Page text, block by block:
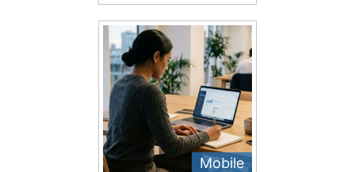
Mobile